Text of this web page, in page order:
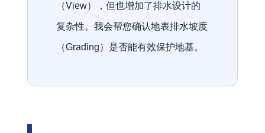
（View），但也增加了排水设计的
复杂性。我会帮您确认地表排水坡度
（Grading）是否能有效保护地基。